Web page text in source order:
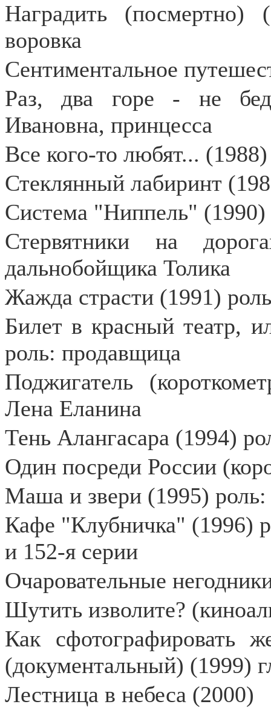
Наградить
воровка
Сентиментальное
Раз, два горе - не
Ивановна, принцесса
Все кого-то любят...
Стеклянный лабиринт
Система "Ниппель"
Стервятники на
дальнобойщика Толика
Жажда страсти (1991)
Билет в красный театр,
роль: продавщица
Поджигатель
Лена Еланина
Тень Алангасара (1994)
Один посреди России
Маша и звери (1995)
Кафе "Клубничка" (1996)
и 152-я серии
Очаровательные
Шутить изволите?
Как сфотографировать
(документальный) (1999)
Лестница в небеса (2000)